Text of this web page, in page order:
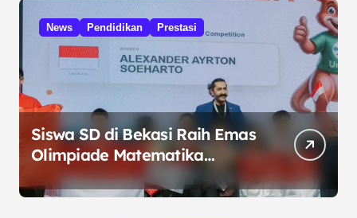
News Pendidikan Prestasi
Siswa SD di Bekasi Raih Emas
Olimpiade Matematika
Internasional di Malaysia